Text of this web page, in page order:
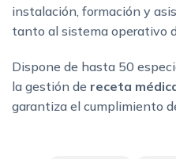
instalación, formación y
tanto al sistema operativo
Dispone de hasta 50
la gestión de receta
garantiza el cumplimiento